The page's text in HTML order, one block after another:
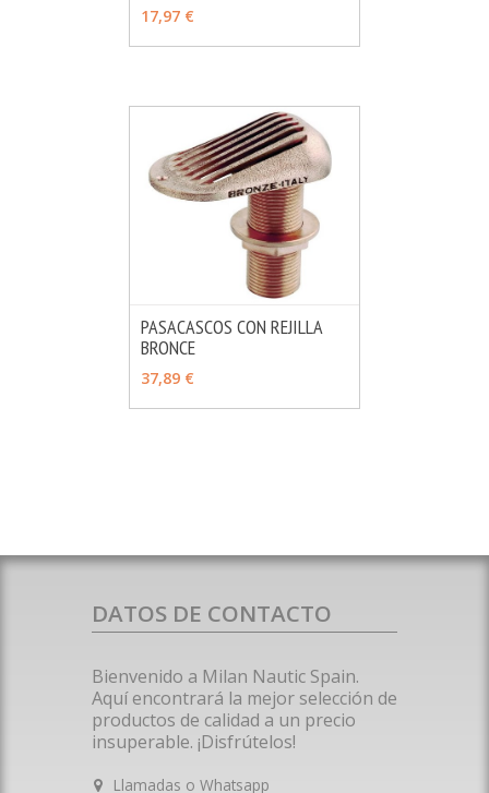
17,97 €
VER OPCIONES
PASACASCOS CON REJILLA
BRONCE
37,89 €
DATOS DE CONTACTO
Bienvenido a Milan Nautic Spain.
Aquí encontrará la mejor selección de
productos de calidad a un precio
insuperable. ¡Disfrútelos!
Llamadas o Whatsapp